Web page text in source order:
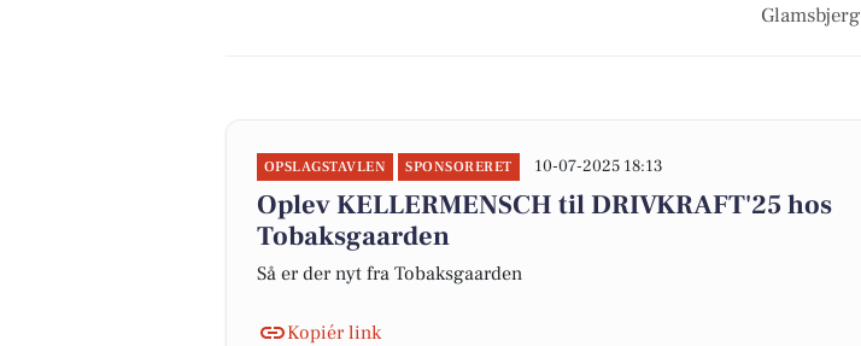
Glamsbjerg
OPSLAGSTAVLEN SPONSORERET 10-07-2025 18:13
Oplev KELLERMENSCH til DRIVKRAFT'25 hos
Tobaksgaarden
Så er der nyt fra Tobaksgaarden
Kopiér link